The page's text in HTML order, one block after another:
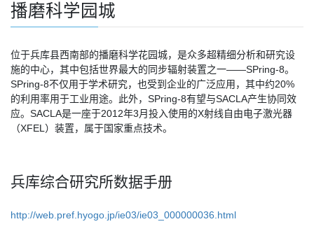
播磨科学园城
位于兵库县西南部的播磨科学花园城，是众多超精细分析和研究设
施的中心，其中包括世界最大的同步辐射装置之一——SPring-8。
SPring-8不仅用于学术研究，也受到企业的广泛应用，其中约20%
的利用率用于工业用途。此外，SPring-8有望与SACLA产生协同效
应。SACLA是一座于2012年3月投入使用的X射线自由电子激光器
（XFEL）装置，属于国家重点技术。
兵库综合研究所数据手册
http://web.pref.hyogo.jp/ie03/ie03_000000036.html